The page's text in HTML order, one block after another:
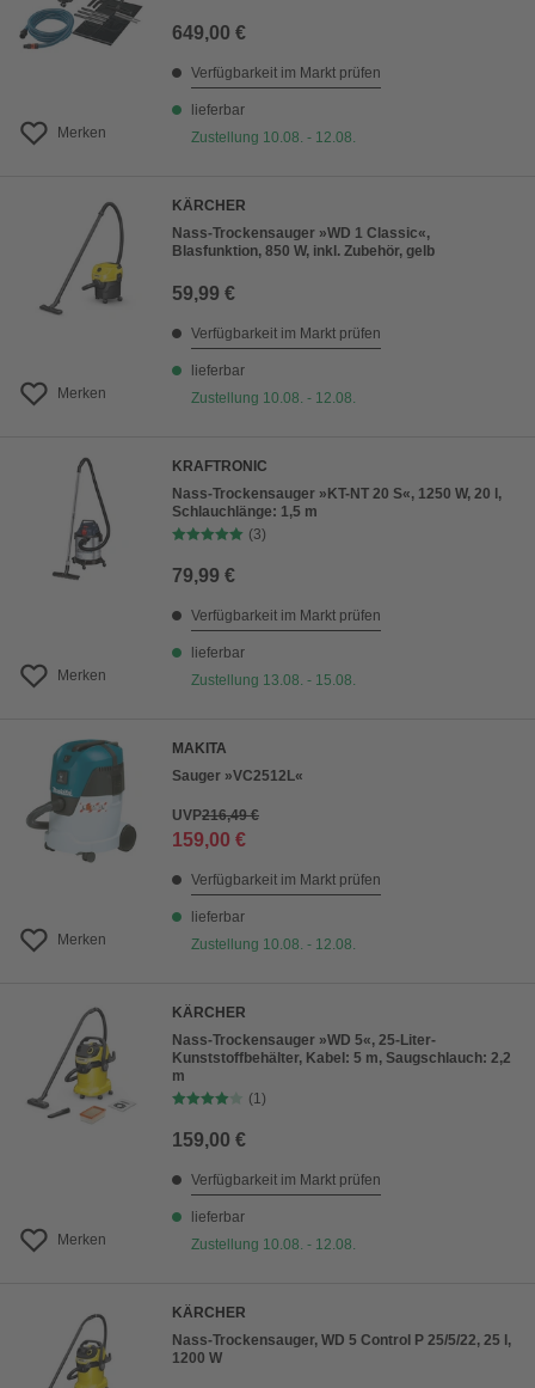
Merken
649,00 €
Verfügbarkeit im Markt prüfen
lieferbar
Zustellung 10.08. - 12.08.
Merken
KÄRCHER
Nass-Trockensauger »WD 1 Classic«,
Blasfunktion, 850 W, inkl. Zubehör, gelb
59,99 €
Verfügbarkeit im Markt prüfen
lieferbar
Zustellung 10.08. - 12.08.
Merken
KRAFTRONIC
Nass-Trockensauger »KT-NT 20 S«, 1250 W, 20 l,
Schlauchlänge: 1,5 m
(3)
79,99 €
Verfügbarkeit im Markt prüfen
lieferbar
Zustellung 13.08. - 15.08.
Merken
MAKITA
Sauger »VC2512L«
UVP216,49 €
159,00 €
Verfügbarkeit im Markt prüfen
lieferbar
Zustellung 10.08. - 12.08.
Merken
KÄRCHER
Nass-Trockensauger »WD 5«, 25-Liter-
Kunststoffbehälter, Kabel: 5 m, Saugschlauch: 2,2
m
(1)
159,00 €
Verfügbarkeit im Markt prüfen
lieferbar
Zustellung 10.08. - 12.08.
KÄRCHER
Nass-Trockensauger, WD 5 Control P 25/5/22, 25 l,
1200 W